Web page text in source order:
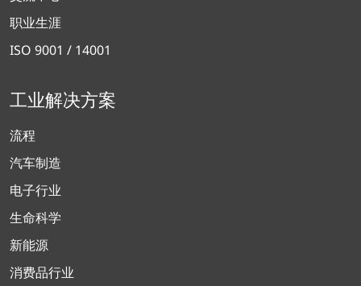
职业生涯
ISO 9001 / 14001
工业解决方案
流程
汽车制造
电子行业
生命科学
新能源
消费品行业